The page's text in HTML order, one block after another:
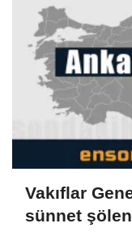
Vakıflar
sünnet